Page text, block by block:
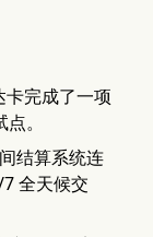
完成了一项
。
结算系统连
全天候交